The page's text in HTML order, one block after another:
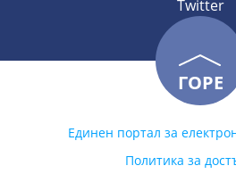
Twitter
ГОРЕ
Единен портал за
Политика за